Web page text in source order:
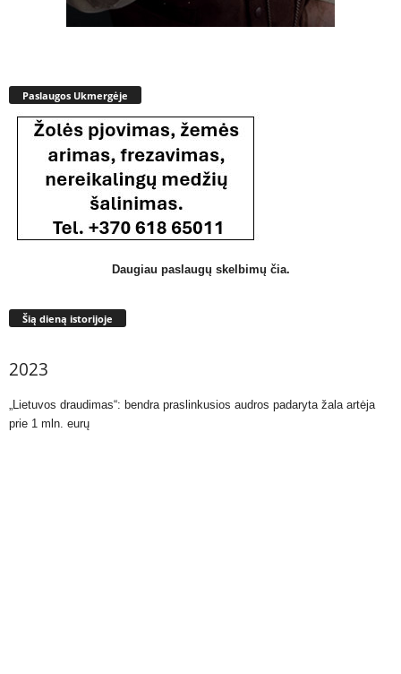
Paslaugos Ukmergėje
Daugiau paslaugų skelbimų čia.
Šią dieną istorijoje
2023
„Lietuvos draudimas“: bendra praslinkusios audros padaryta žala artėja
prie 1 mln. eurų